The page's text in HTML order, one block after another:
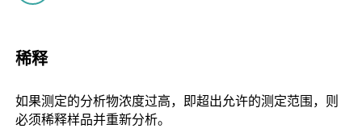
稀释
如果测定的分析物浓度过高，即超出允许的测定范围，则
必须稀释样品并重新分析。